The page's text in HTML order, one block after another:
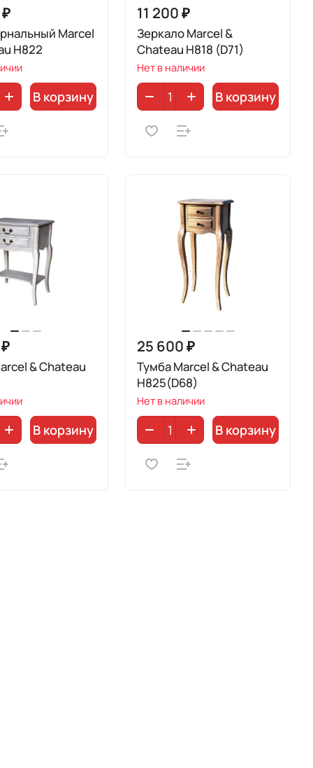
Marcel
H822
В корзину
11 200 ₽
Зеркало Marcel &
Chateau H818 (D71)
Нет в наличии
В корзину
& Chateau
В корзину
25 600 ₽
Тумба Marcel & Chateau
H825(D68)
Нет в наличии
В корзину